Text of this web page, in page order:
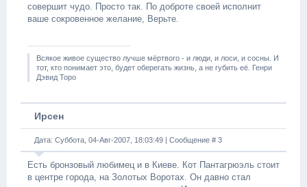
совершит чудо. Просто так. По доброте своей исполнит
ваше сокровенное желание, Верьте.
Всякое живое существо лучше мёртвого - и люди, и лоси, и сосны. И
тот, кто понимает это, будет оберегать жизнь, а не губить её. Генри
Дэвид Торо
Ирсен
Дата: Суббота, 04-Авг-2007, 18:03:49 | Сообщение # 3
Есть бронзовый любимец и в Киеве. Кот Пантагрюэль стоит
в центре города, на Золотых Воротах. Он давно стал